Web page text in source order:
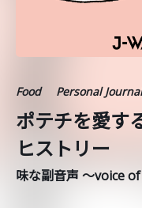
Food Personal
ポテチを愛す
ヒストリー
味な副音声 ～voice